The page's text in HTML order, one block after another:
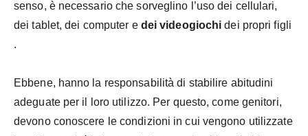
senso, è necessario che sorveglino l’uso dei cellulari,
dei tablet, dei computer e dei videogiochi dei propri figli
.
Ebbene, hanno la responsabilità di stabilire abitudini
adeguate per il loro utilizzo. Per questo, come genitori,
devono conoscere le condizioni in cui vengono utilizzate